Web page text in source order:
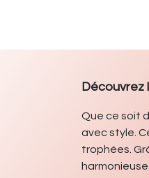
Découvrez
Que ce soit
avec style.
trophées.
harmonieuse.